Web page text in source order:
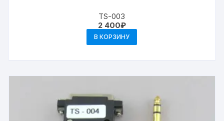
TS-003
2 400₽
В КОРЗИНУ